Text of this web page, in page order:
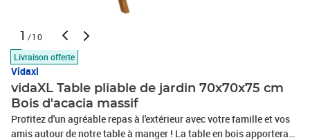
1 /10
Livraison offerte
Vidaxl
vidaXL Table pliable de jardin 70x70x75 cm
Bois d'acacia massif
Profitez d'un agréable repas à l'extérieur avec votre famille et vos
amis autour de notre table à manger ! La table en bois apportera